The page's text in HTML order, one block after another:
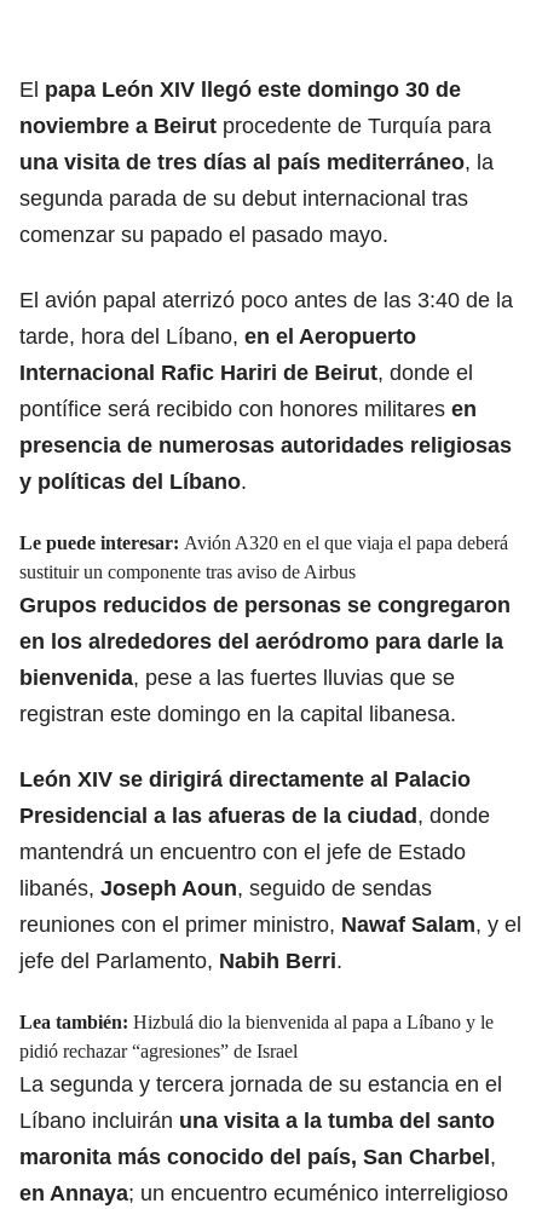
El papa León XIV llegó este domingo 30 de
noviembre a Beirut procedente de Turquía para
una visita de tres días al país mediterráneo, la
segunda parada de su debut internacional tras
comenzar su papado el pasado mayo.
El avión papal aterrizó poco antes de las 3:40 de la
tarde, hora del Líbano, en el Aeropuerto
Internacional Rafic Hariri de Beirut, donde el
pontífice será recibido con honores militares en
presencia de numerosas autoridades religiosas
y políticas del Líbano.
Le puede interesar: Avión A320 en el que viaja el papa deberá
sustituir un componente tras aviso de Airbus
Grupos reducidos de personas se congregaron
en los alrededores del aeródromo para darle la
bienvenida, pese a las fuertes lluvias que se
registran este domingo en la capital libanesa.
León XIV se dirigirá directamente al Palacio
Presidencial a las afueras de la ciudad, donde
mantendrá un encuentro con el jefe de Estado
libanés, Joseph Aoun, seguido de sendas
reuniones con el primer ministro, Nawaf Salam, y el
jefe del Parlamento, Nabih Berri.
Lea también: Hizbulá dio la bienvenida al papa a Líbano y le
pidió rechazar “agresiones” de Israel
La segunda y tercera jornada de su estancia en el
Líbano incluirán una visita a la tumba del santo
maronita más conocido del país, San Charbel,
en Annaya; un encuentro ecuménico interreligioso